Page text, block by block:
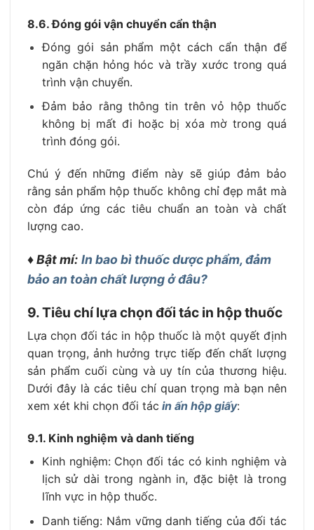
8.6. Đóng gói vận chuyển cẩn thận
Đóng gói sản phẩm một cách cẩn thận để
ngăn chặn hỏng hóc và trầy xước trong quá
trình vận chuyển.
Đảm bảo rằng thông tin trên vỏ hộp thuốc
không bị mất đi hoặc bị xóa mờ trong quá
trình đóng gói.
Chú ý đến những điểm này sẽ giúp đảm bảo
rằng sản phẩm hộp thuốc không chỉ đẹp mắt mà
còn đáp ứng các tiêu chuẩn an toàn và chất
lượng cao.
♦ Bật mí: In bao bì thuốc dược phẩm, đảm
bảo an toàn chất lượng ở đâu?
9. Tiêu chí lựa chọn đối tác in hộp thuốc
Lựa chọn đối tác in hộp thuốc là một quyết định
quan trọng, ảnh hưởng trực tiếp đến chất lượng
sản phẩm cuối cùng và uy tín của thương hiệu.
Dưới đây là các tiêu chí quan trọng mà bạn nên
xem xét khi chọn đối tác in ấn hộp giấy:
9.1. Kinh nghiệm và danh tiếng
Kinh nghiệm: Chọn đối tác có kinh nghiệm và
lịch sử dài trong ngành in, đặc biệt là trong
lĩnh vực in hộp thuốc.
Danh tiếng: Nắm vững danh tiếng của đối tác